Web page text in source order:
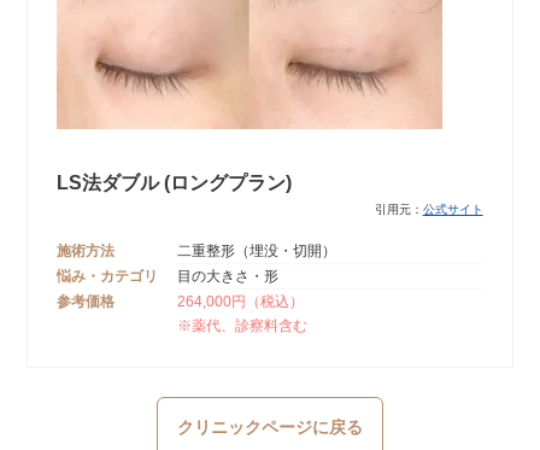
LS法ダブル (ロングプラン)
引用元： 公式サイト
施術方法
二重整形（埋没・切開）
悩み・カテゴリ
目の大きさ・形
参考価格
264,000円（税込）
※薬代、診察料含む
クリニックページに戻る